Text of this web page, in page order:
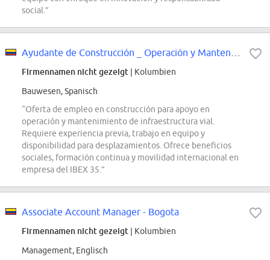
social.”
Firmennamen nicht gezeigt | Kolumbien
Bauwesen, Spanisch
“Oferta de empleo en construcción para apoyo en
operación y mantenimiento de infraestructura vial.
Requiere experiencia previa, trabajo en equipo y
disponibilidad para desplazamientos. Ofrece beneficios
sociales, formación continua y movilidad internacional en
empresa del IBEX 35.”
Associate Account Manager - Bogota
Firmennamen nicht gezeigt | Kolumbien
Management, Englisch